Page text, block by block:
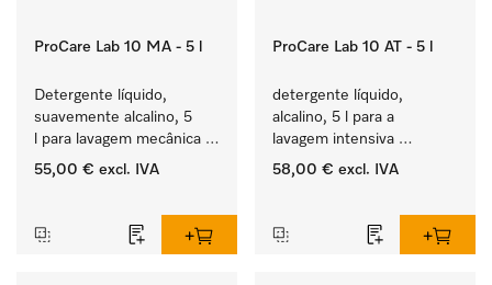
ProCare Lab 10 MA - 5 l
Detergente líquido,
suavemente alcalino, 5
l para lavagem mecânica
cuidada de vidraria e
55,00 € excl. IVA
ProCare Lab 10 AT - 5 l
detergente líquido,
alcalino, 5 l para a
lavagem intensiva
mecânica de vidraria e
58,00 € excl. IVA